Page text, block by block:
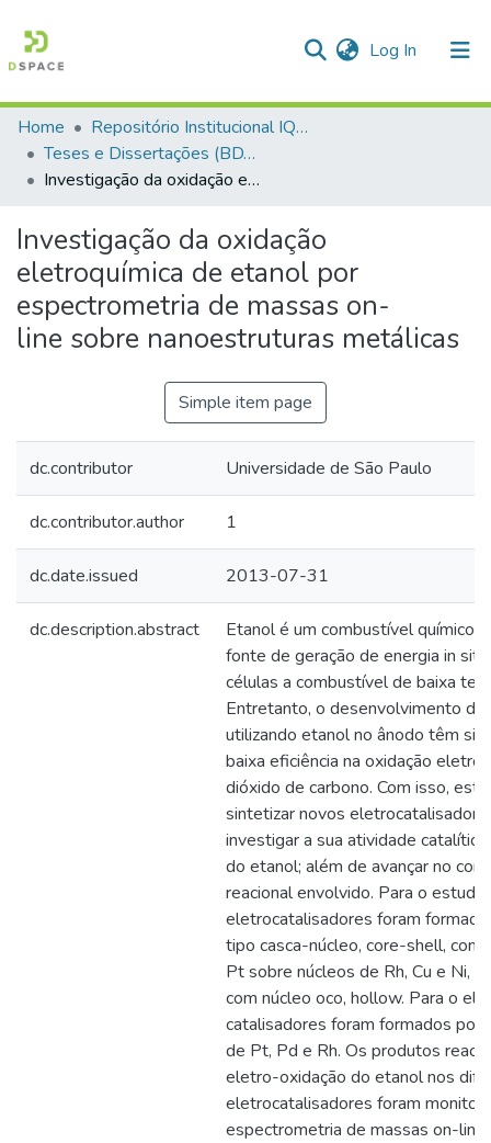
Log In (current)
Communities & Collections
All of DSpace
Statistics
Home
Repositório Institucional IQSC
Teses e Dissertações (BDTD USP)
Investigação da oxidação eletroquímica de etanol por espectrometria de massas on-line sobre nanoestruturas metálicas
Investigação da oxidação
eletroquímica de etanol por
espectrometria de massas on-
line sobre nanoestruturas metálicas
Simple item page
dc.contributor Universidade de São Paulo
dc.contributor.author 1
dc.date.issued 2013-07-31
dc.description.abstract
Etanol é um combustível químico
fonte de geração de energia in
células a combustível de baixa
Entretanto, o desenvolvimento
utilizando etanol no ânodo têm
baixa eficiência na oxidação
dióxido de carbono. Com isso,
sintetizar novos
investigar a sua atividade
do etanol; além de avançar no
reacional envolvido. Para o
eletrocatalisadores foram
tipo casca-núcleo, core-shell,
Pt sobre núcleos de Rh, Cu e Ni,
com núcleo oco, hollow. Para o
catalisadores foram formados
de Pt, Pd e Rh. Os produtos
eletro-oxidação do etanol nos
eletrocatalisadores foram
espectrometria de massas on-